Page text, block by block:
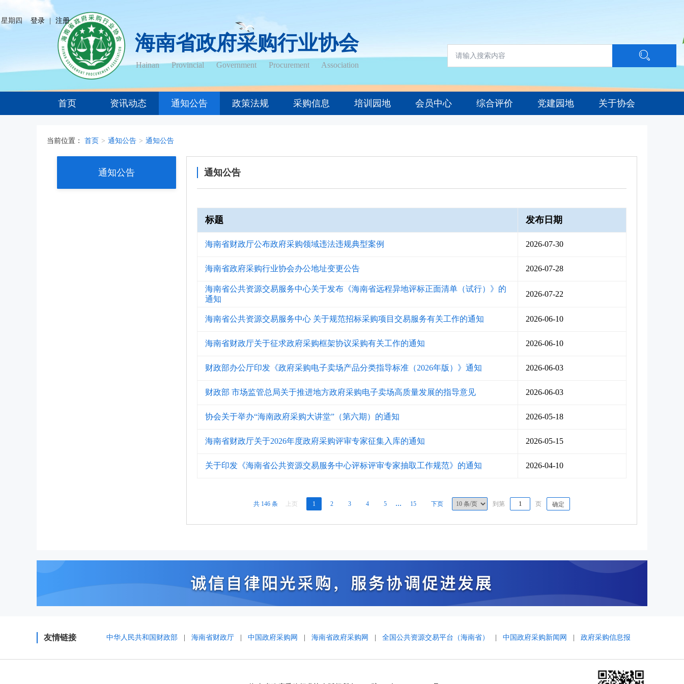
星期四 登录 | 注册
海南省政府采购行业协会
Hainan Provincial Government Procurement Association
首页 资讯动态 通知公告 政策法规 采购信息 培训园地 会员中心 综合评价 党建园地 关于协会
当前位置： 首页 > 通知公告 > 通知公告
通知公告 通知公告
标题 发布日期
海南省财政厅公布政府采购领域违法违规典型案例 2026-07-30
海南省政府采购行业协会办公地址变更公告 2026-07-28
海南省公共资源交易服务中心关于发布《海南省远程异地评标正面清单（试行）》的
通知
2026-07-22
海南省公共资源交易服务中心 关于规范招标采购项目交易服务有关工作的通知 2026-06-10
海南省财政厅关于征求政府采购框架协议采购有关工作的通知 2026-06-10
财政部办公厅印发《政府采购电子卖场产品分类指导标准（2026年版）》通知 2026-06-03
财政部 市场监管总局关于推进地方政府采购电子卖场高质量发展的指导意见 2026-06-03
协会关于举办“海南政府采购大讲堂”（第六期）的通知 2026-05-18
海南省财政厅关于2026年度政府采购评审专家征集入库的通知 2026-05-15
关于印发《海南省公共资源交易服务中心评标评审专家抽取工作规范》的通知 2026-04-10
共 146 条 上页 1 2 3 4 5 … 15 下页 到第 页 确定
友情链接 中华人民共和国财政部 海南省财政厅 中国政府采购网 海南省政府采购网 全国公共资源交易平台（海南省） 中国政府采购新闻网 政府采购信息报